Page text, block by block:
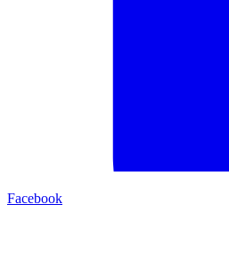
Facebook